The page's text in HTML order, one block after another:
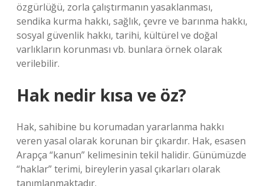
özgürlüğü, zorla çalıştırmanın yasaklanması,
sendika kurma hakkı, sağlık, çevre ve barınma hakkı,
sosyal güvenlik hakkı, tarihi, kültürel ve doğal
varlıkların korunması vb. bunlara örnek olarak
verilebilir.
Hak nedir kısa ve öz?
Hak, sahibine bu korumadan yararlanma hakkı
veren yasal olarak korunan bir çıkardır. Hak, esasen
Arapça “kanun” kelimesinin tekil halidir. Günümüzde
“haklar” terimi, bireylerin yasal çıkarları olarak
tanımlanmaktadır.